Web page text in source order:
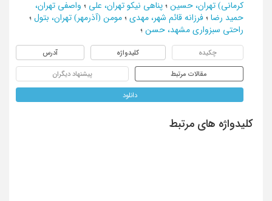
کرمانی) تهران، حسین ؛ پناهی نیکو تهران، علی ؛ واصفی تهران،
حمید رضا ؛ فرزانه قائم شهر، مهدی ؛ مومن (آذرمهر) تهران، بتول ؛
راحتی سبزواری مشهد، حسن ؛
چکیده کلیدواژه آدرس
مقالات مرتبط پیشنهاد دیگران
دانلود
کلیدواژه های مرتبط